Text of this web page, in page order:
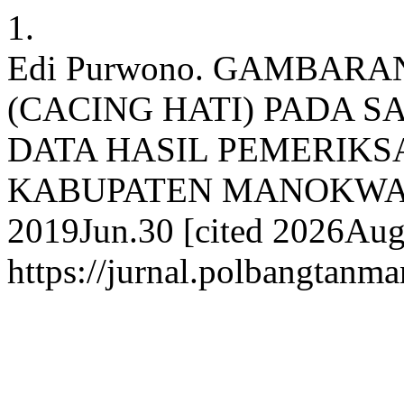
1.
Edi Purwono.
(CACING HATI) PADA
DATA HASIL
KABUPATEN
2019Jun.30 [cited
https://